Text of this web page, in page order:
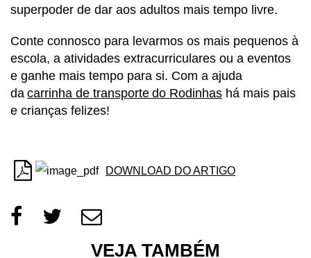
superpoder de dar aos adultos mais tempo livre.
Conte connosco para levarmos os mais pequenos à
escola, a atividades extracurriculares ou a eventos
e ganhe mais tempo para si. Com a ajuda
da carrinha de transporte do Rodinhas há mais pais
e crianças felizes!
DOWNLOAD DO ARTIGO
VEJA TAMBÉM